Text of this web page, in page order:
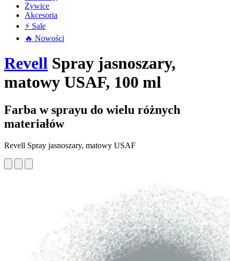
Żywice
Akcesoria
⚡ Sale
🔥 Nowości
Revell Spray jasnoszary,
matowy USAF, 100 ml
Farba w sprayu do wielu różnych
materiałów
Revell Spray jasnoszary, matowy USAF